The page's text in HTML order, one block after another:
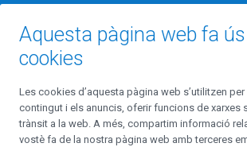
Fundada l’any 2010, Alfaquest Saboya Assessors
d’assessorament financer a Andorra, autoritzada i
l’AFA. Neix del convenciment que només un
independent i altament professional pot generar
Aquesta pàgina web fa
cookies
Les cookies d’aquesta pàgina web s’utilitzen
contingut i els anuncis, oferir funcions de xarxes
trànsit a la web. A més, compartim informació
vostè fa de la nostra pàgina web amb terceres